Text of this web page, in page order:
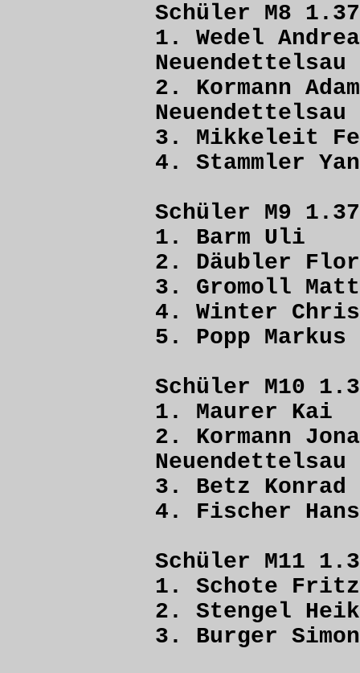
Schüler M8
1. Wedel
Neuendettelsau
2. Kormann
Neuendettelsau
3. Mikkeleit
4. Stammler
Schüler M9
1. Barm
2. Däubler
3. Gromoll
4. Winter
5. Popp
Schüler M10
1. Maurer
2. Kormann
Neuendettelsau
3. Betz
4. Fischer
Schüler M11
1. Schote
2. Stengel
3. Burger